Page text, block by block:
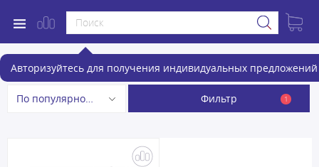
Авторизуйтесь для получения индивидуальных предложений
Утюги
По популярности Фильтр 1